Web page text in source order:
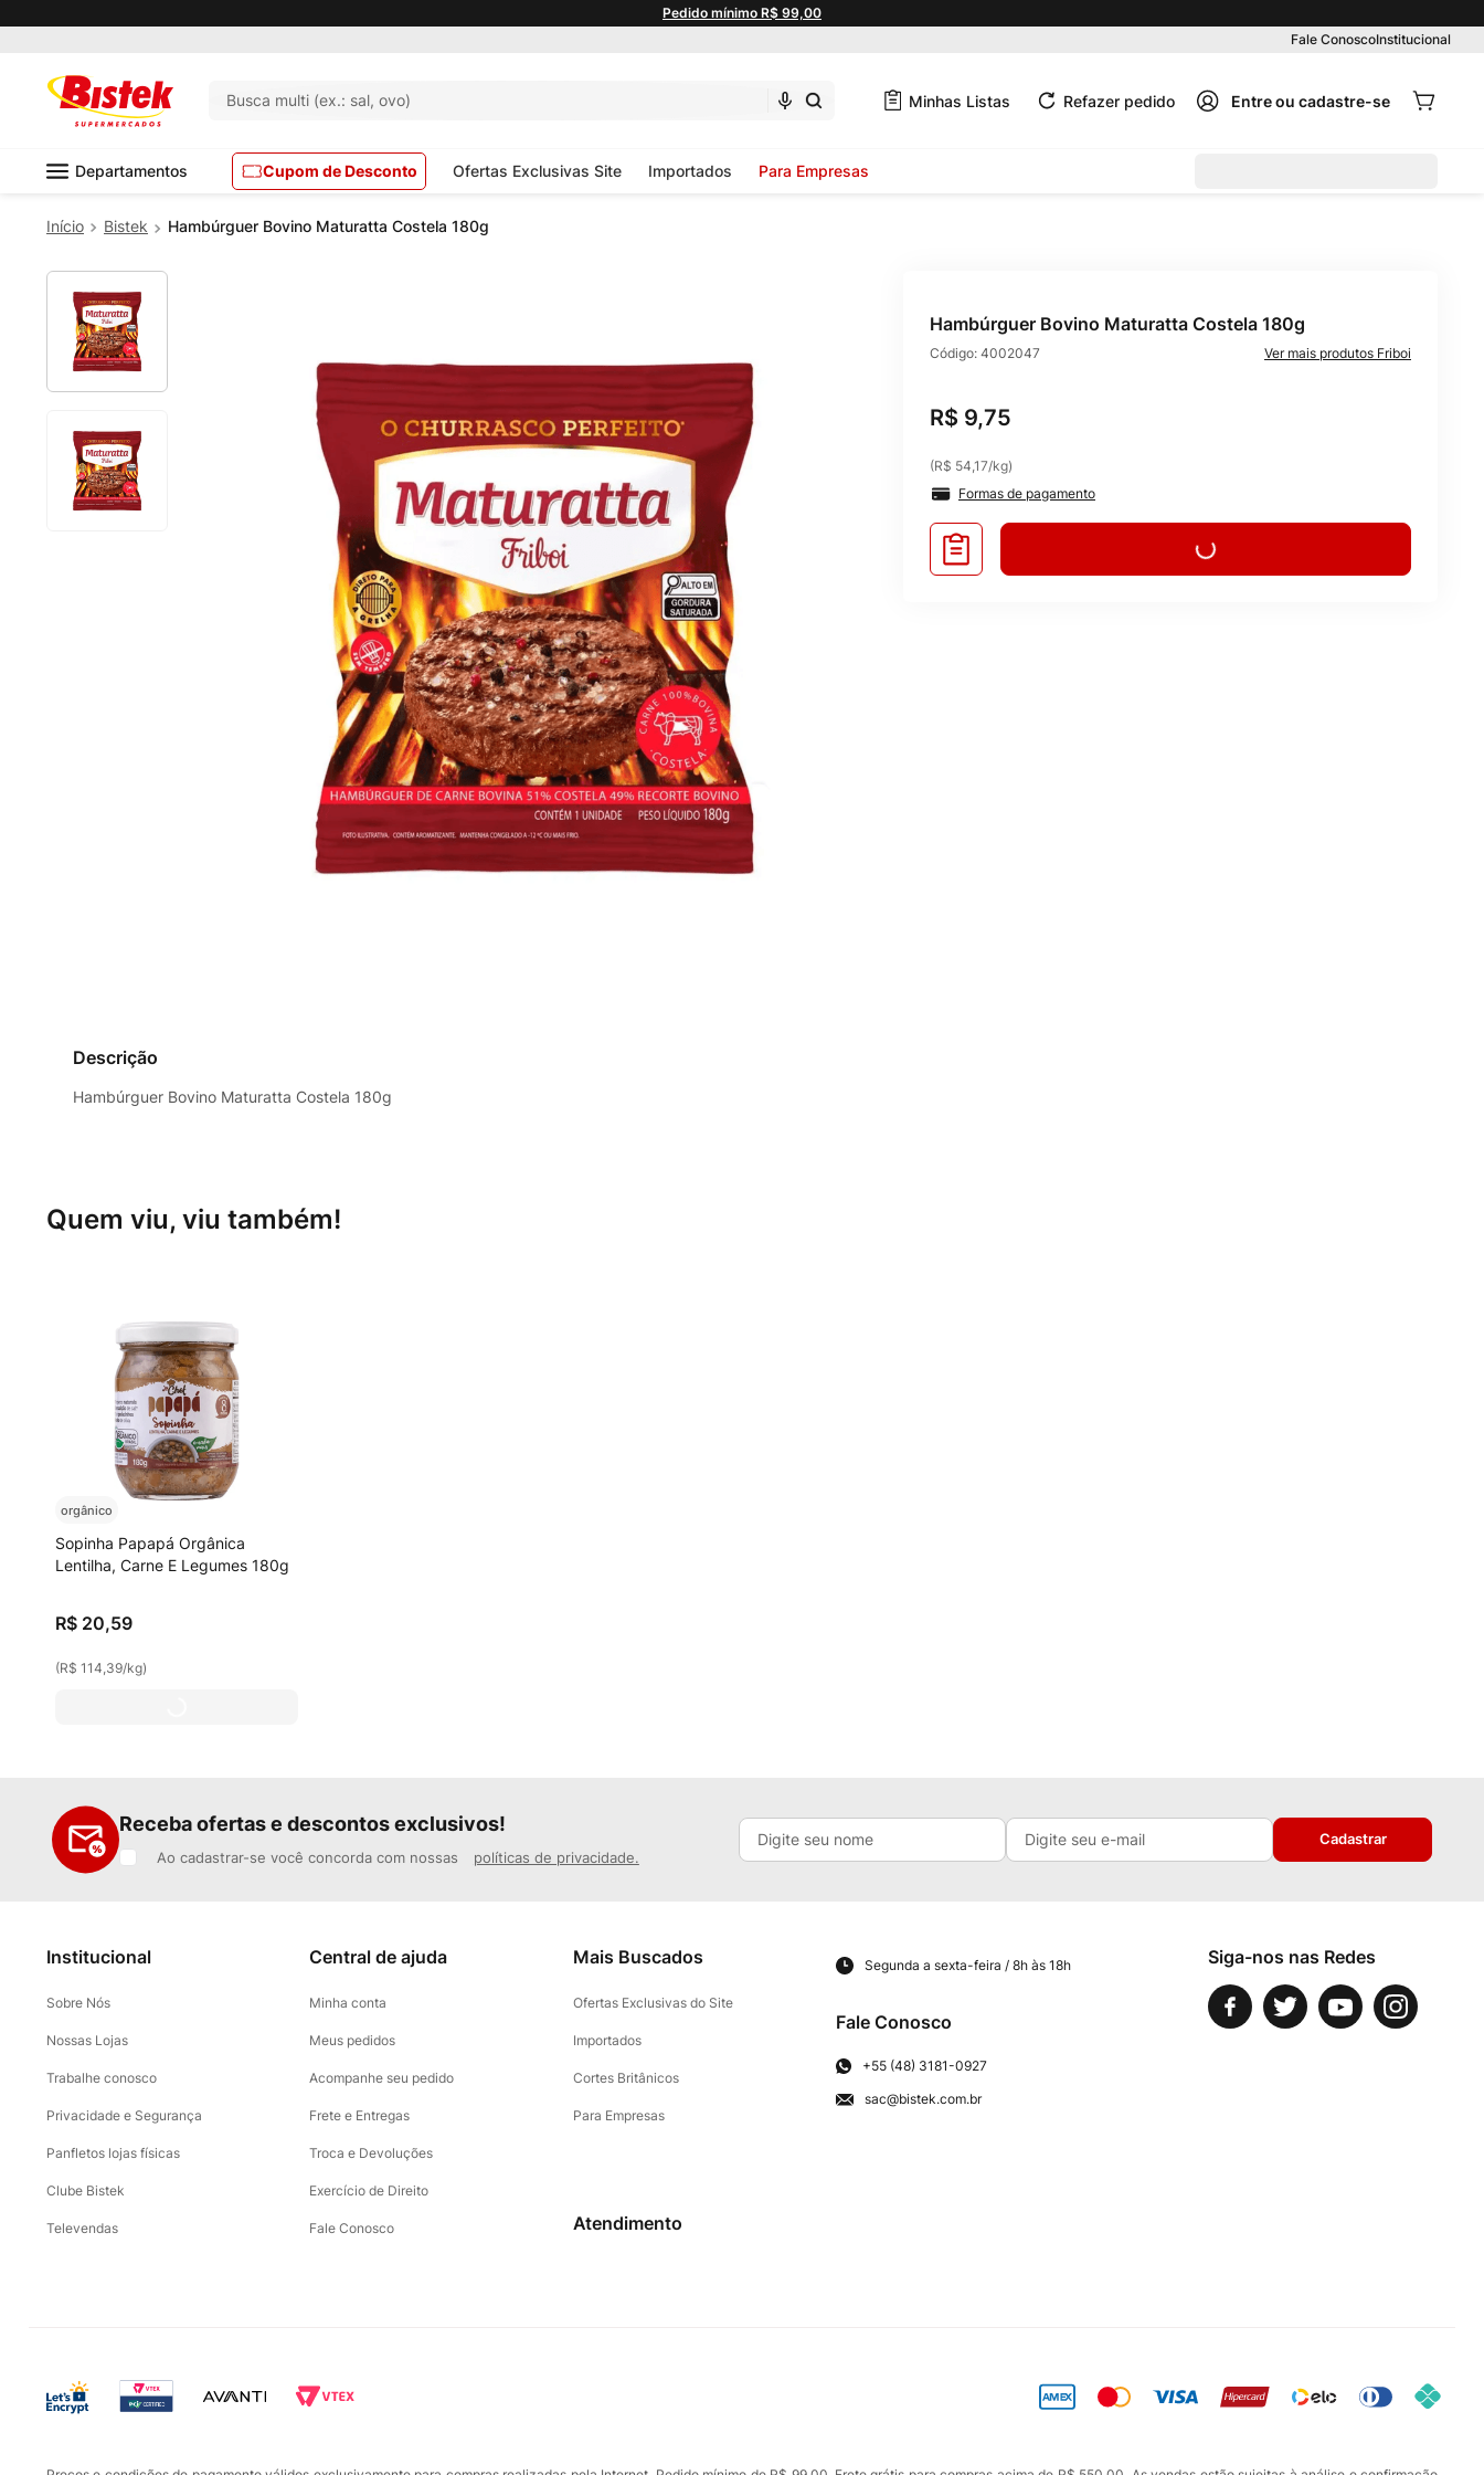
Pedido mínimo R$ 99,00
Fale ConoscoInstitucional
Busca multi (ex.: sal, ovo) Minhas Listas Refazer pedido
Departamentos Cupom de Desconto Ofertas Exclusivas Site Importados Para Empresas
Bistek Hambúrguer Bovino Maturatta Costela 180g
Hambúrguer Bovino Maturatta Costela 180g
Código: 4002047 Friboi
R$ 9,75
(R$ 54,17/kg)
Formas de pagamento
Descrição
Hambúrguer Bovino Maturatta Costela 180g
Quem viu, viu também!
orgânico
Sopinha Papapá Orgânica
Lentilha, Carne E Legumes 180g
R$ 20,59
(R$ 114,39/kg)
Receba ofertas e descontos exclusivos!
Ao cadastrar-se você concorda com nossas políticas de privacidade.
Cadastrar
Institucional
Sobre Nós
Nossas Lojas
Trabalhe conosco
Privacidade e Segurança
Panfletos lojas físicas
Clube Bistek
Televendas
Central de ajuda
Minha conta
Meus pedidos
Acompanhe seu pedido
Frete e Entregas
Troca e Devoluções
Exercício de Direito
Fale Conosco
Mais Buscados
Ofertas Exclusivas do Site
Importados
Cortes Britânicos
Para Empresas
Atendimento
Segunda a sexta-feira / 8h às 18h
Fale Conosco
+55 (48) 3181-0927
sac@bistek.com.br
Siga-nos nas Redes